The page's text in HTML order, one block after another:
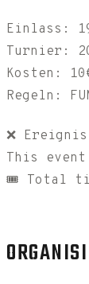
Einlass:
Turnier:
Kosten:
Regeln:
❌
This
🎟 Total